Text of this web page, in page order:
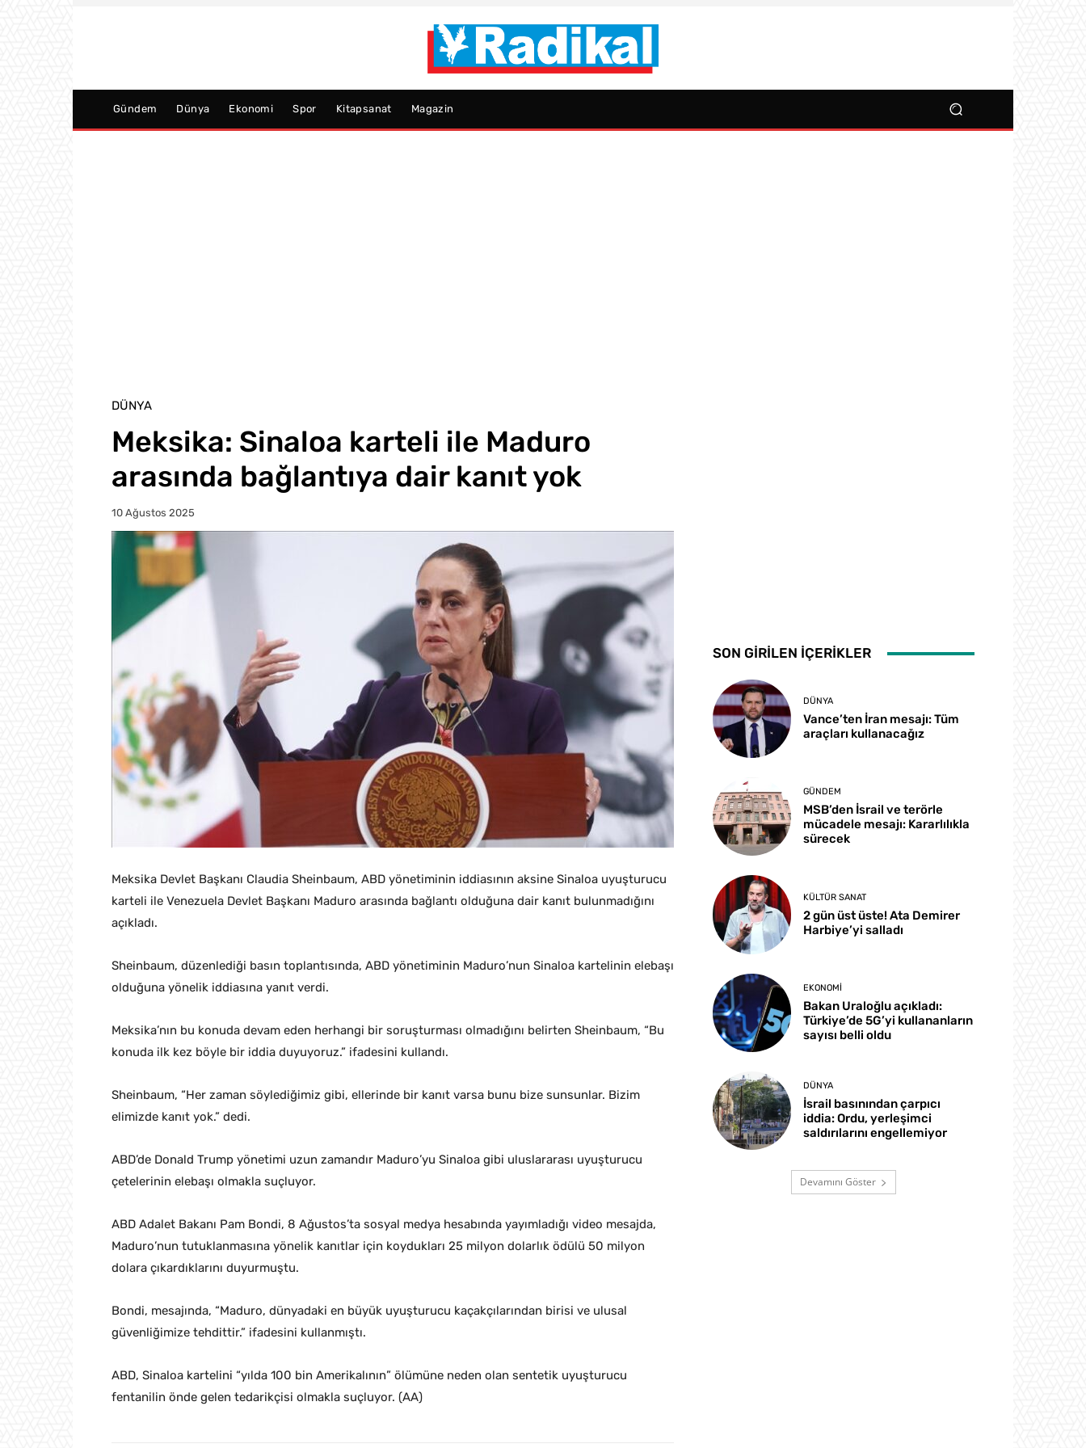
Gündem Dünya Ekonomi Spor Kitapsanat Magazin
DÜNYA
Meksika: Sinaloa karteli ile Maduro
arasında bağlantıya dair kanıt yok
10 Ağustos 2025
Meksika Devlet Başkanı Claudia Sheinbaum, ABD yönetiminin iddiasının aksine Sinaloa uyuşturucu
karteli ile Venezuela Devlet Başkanı Maduro arasında bağlantı olduğuna dair kanıt bulunmadığını
açıkladı.
Sheinbaum, düzenlediği basın toplantısında, ABD yönetiminin Maduro’nun Sinaloa kartelinin elebaşı
olduğuna yönelik iddiasına yanıt verdi.
Meksika’nın bu konuda devam eden herhangi bir soruşturması olmadığını belirten Sheinbaum, “Bu
konuda ilk kez böyle bir iddia duyuyoruz.” ifadesini kullandı.
Sheinbaum, “Her zaman söylediğimiz gibi, ellerinde bir kanıt varsa bunu bize sunsunlar. Bizim
elimizde kanıt yok.” dedi.
ABD’de Donald Trump yönetimi uzun zamandır Maduro’yu Sinaloa gibi uluslararası uyuşturucu
çetelerinin elebaşı olmakla suçluyor.
ABD Adalet Bakanı Pam Bondi, 8 Ağustos’ta sosyal medya hesabında yayımladığı video mesajda,
Maduro’nun tutuklanmasına yönelik kanıtlar için koydukları 25 milyon dolarlık ödülü 50 milyon
dolara çıkardıklarını duyurmuştu.
Bondi, mesajında, “Maduro, dünyadaki en büyük uyuşturucu kaçakçılarından birisi ve ulusal
güvenliğimize tehdittir.” ifadesini kullanmıştı.
ABD, Sinaloa kartelini “yılda 100 bin Amerikalının” ölümüne neden olan sentetik uyuşturucu
fentanilin önde gelen tedarikçisi olmakla suçluyor. (AA)
SON GİRİLEN İÇERİKLER
DÜNYA
Vance’ten İran mesajı: Tüm
araçları kullanacağız
GÜNDEM
MSB’den İsrail ve terörle
mücadele mesajı: Kararlılıkla
sürecek
KÜLTÜR SANAT
2 gün üst üste! Ata Demirer
Harbiye’yi salladı
EKONOMI
Bakan Uraloğlu açıkladı:
Türkiye’de 5G’yi kullananların
sayısı belli oldu
DÜNYA
İsrail basınından çarpıcı
iddia: Ordu, yerleşimci
saldırılarını engellemiyor
Devamını Göster